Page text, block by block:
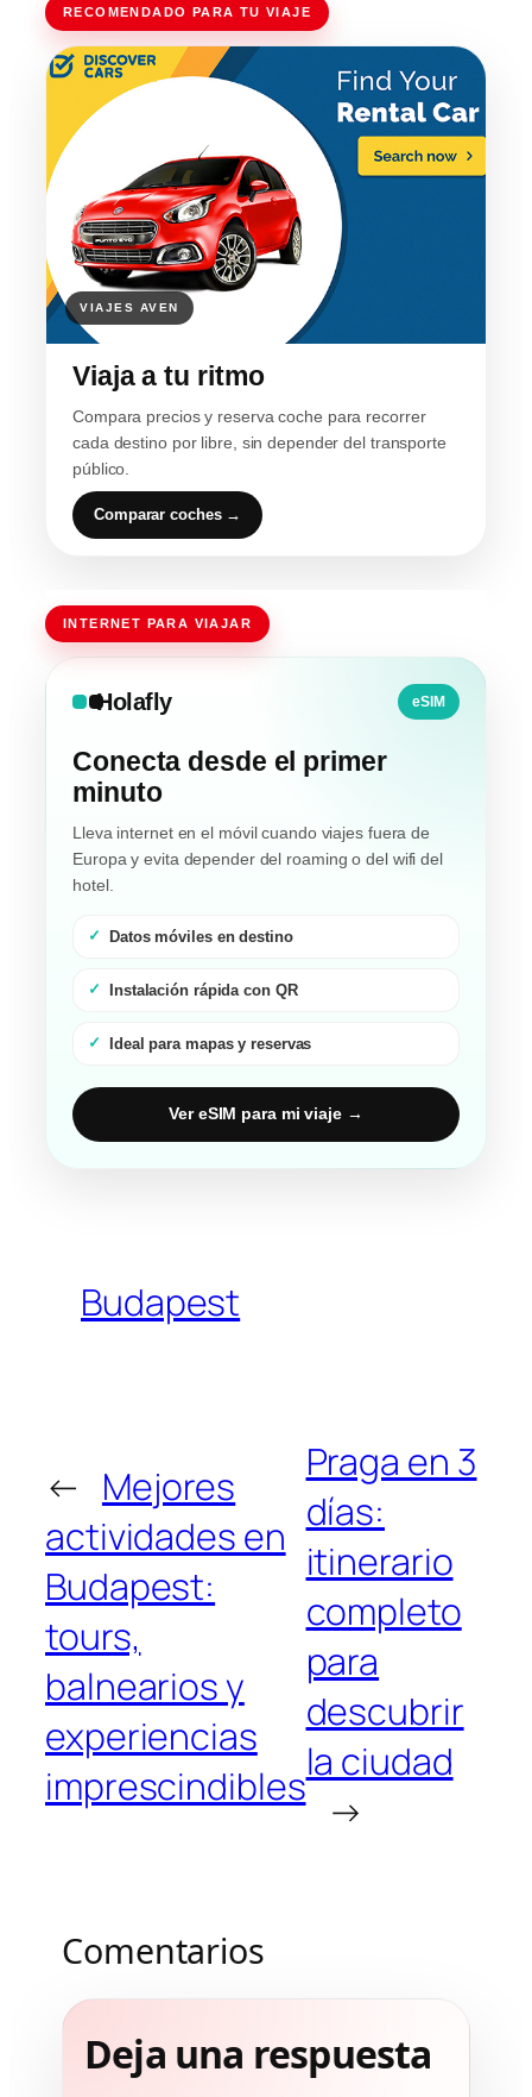
RECOMENDADO PARA TU VIAJE
Viaja a tu ritmo
Compara precios y reserva coche para recorrer
cada destino por libre, sin depender del transporte
público.
Comparar coches →
INTERNET PARA VIAJAR
Holafly eSIM
Conecta desde el primer
minuto
Lleva internet en el móvil cuando viajes fuera de
Europa y evita depender del roaming o del wifi del
hotel.
Datos móviles en destino
Instalación rápida con QR
Ideal para mapas y reservas
Ver eSIM para mi viaje →
Budapest
← Mejores
actividades en
Budapest:
tours,
balnearios y
experiencias
imprescindibles
Praga en 3
días:
itinerario
completo
para
descubrir
la ciudad
→
Comentarios
Deja una respuesta